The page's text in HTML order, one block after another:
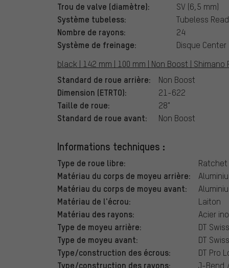
Trou de valve (diamètre): SV (6,5 mm)
Système tubeless: Tubeless
Nombre de rayons: 24
Système de freinage:
Disque
black | 142 mm | 100 mm | Non Boost | Shimano
Standard de roue arrière: Non Boost
Dimension (ETRTO): 21-622
Taille de roue: 28"
Standard de roue avant: Non Boost
Informations techniques :
Type de roue libre:
Matériau du corps de moyeu arrière:
Matériau du corps de moyeu avant:
Matériau de l'écrou: Laiton
Matériau des rayons: Acier
Type de moyeu arrière: DT
Type de moyeu avant: DT
Type/construction des écrous: DT Pro
Type/construction des rayons: J-Bend